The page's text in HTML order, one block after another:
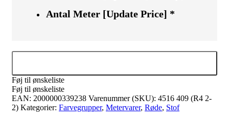
Antal Meter [Update Price] *
Føj til ønskeliste
Føj til ønskeliste
EAN: 2000000339238 Varenummer (SKU): 4516 409 (R4 2-
2) Kategorier: Farvegrupper, Metervarer, Røde, Stof